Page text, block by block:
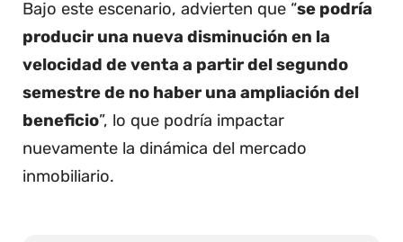
Bajo este escenario, advierten que “se podría
producir una nueva disminución en la
velocidad de venta a partir del segundo
semestre de no haber una ampliación del
beneficio”, lo que podría impactar
nuevamente la dinámica del mercado
inmobiliario.